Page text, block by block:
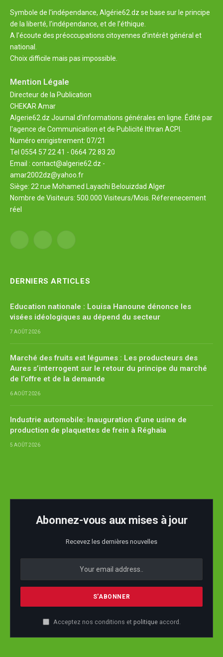
Symbole de l'indépendance, Algérie62.dz se base sur le principe
de la liberté, l’indépendance, et de l’éthique.
A l’écoute des préoccupations citoyennes d’intérêt général et
national.
Choix difficile mais pas impossible.
Mention Légale
Directeur de la Publication
CHEKAR Amar
Algerie62.dz Journal d'informations générales en ligne. Édité par
l'agence de Communication et de Publicité Ithran ACPI.
Numéro enrigistrement: 07/21
Tel 0554 57 22 41 - 0664 72 83 20
Email : contact@algerie62.dz -
amar2002dz@yahoo.fr
Siège: 22 rue Mohamed Layachi Belouizdad Alger
Nombre de Visiteurs: 500.000 Visiteurs/Mois. Réferenecement
réel
Facebook YouTube
DERNIERS ARTICLES
Education nationale : Louisa Hanoune dénonce les
visées idéologiques au dépend du secteur
7 AOÛT 2026
Marché des fruits est légumes : Les producteurs des
Aures s’interrogent sur le retour du principe du marché
de l’offre et de la demande
6 AOÛT 2026
Industrie automobile: Inauguration d’une usine de
production de plaquettes de frein à Réghaïa
5 AOÛT 2026
Abonnez-vous aux mises à jour
Recevez les dernières nouvelles
Acceptez nos conditions et politiqueaccord.